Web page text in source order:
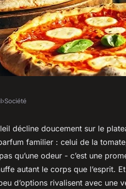
›Société
décline doucement sur le
familier : celui de la
pas qu’une odeur - c’est une
autant le corps que l’esprit.
d’options rivalisent avec une